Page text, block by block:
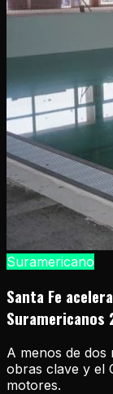
Suramericano
Santa Fe
Suramericanos
A menos de dos
obras clave y el
motores.